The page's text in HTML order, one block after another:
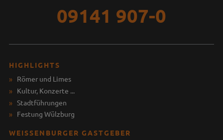
09141 907-0
HIGHLIGHTS
Römer und Limes
Kultur, Konzerte ...
Stadtführungen
Festung Wülzburg
WEISSENBURGER GASTGEBER